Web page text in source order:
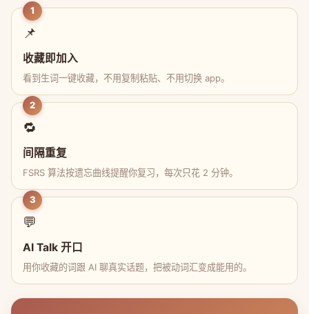
1
📌
收藏即加入
看到生词一键收藏，不用复制粘贴、不用切换 app。
2
🔁
间隔重复
FSRS 算法按遗忘曲线提醒你复习，每次只花 2 分钟。
3
💬
AI Talk 开口
用你收藏的词跟 AI 聊真实话题，把被动词汇变成能用的。